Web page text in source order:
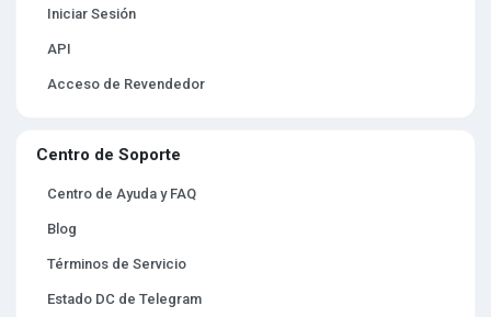
Iniciar Sesión
API
Acceso de Revendedor
Centro de Soporte
Centro de Ayuda y FAQ
Blog
Términos de Servicio
Estado DC de Telegram